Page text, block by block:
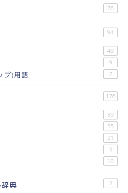
76
94
48
9
プ)用語 7
176
38
35
21
3
18
典 2